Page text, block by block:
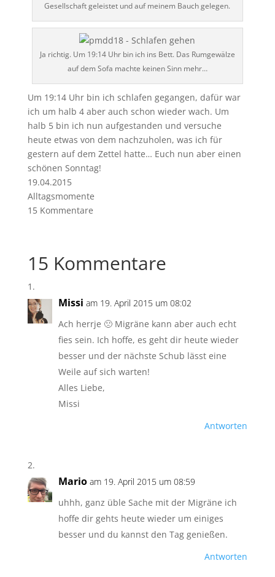
Gesellschaft geleistet und auf meinem Bauch gelegen.
Ja richtig. Um 19:14 Uhr bin ich ins Bett. Das Rumgewälze
auf dem Sofa machte keinen Sinn mehr…
Um 19:14 Uhr bin ich schlafen gegangen, dafür war
ich um halb 4 aber auch schon wieder wach. Um
halb 5 bin ich nun aufgestanden und versuche
heute etwas von dem nachzuholen, was ich für
gestern auf dem Zettel hatte… Euch nun aber einen
schönen Sonntag!
19.04.2015
Alltagsmomente
15 Kommentare
15 Kommentare
Missi am 19. April 2015 um 08:02
Ach herrje 🙁 Migräne kann aber auch echt
fies sein. Ich hoffe, es geht dir heute wieder
besser und der nächste Schub lässt eine
Weile auf sich warten!
Alles Liebe,
Missi
Antworten
Mario am 19. April 2015 um 08:59
uhhh, ganz üble Sache mit der Migräne ich
hoffe dir gehts heute wieder um einiges
besser und du kannst den Tag genießen.
Antworten